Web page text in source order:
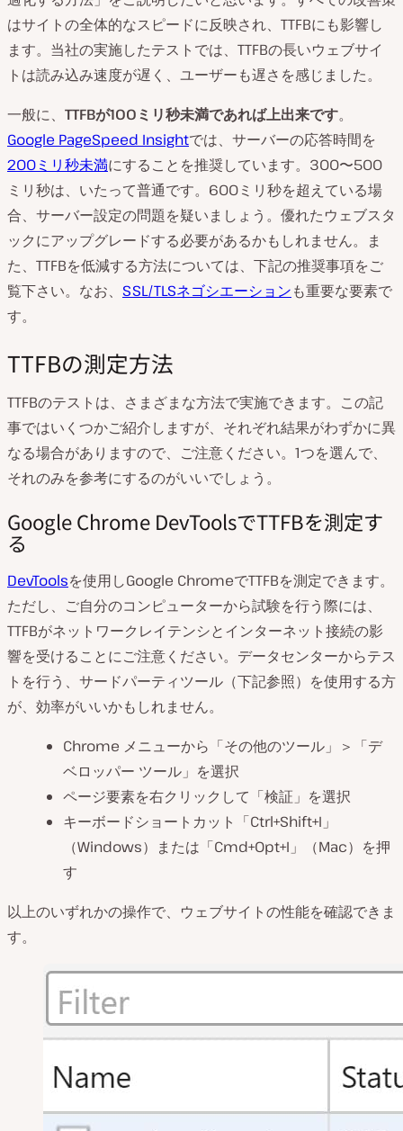
はサイトの全体的なスピードに反映され、TTFBにも影響し
ます。当社の実施したテストでは、TTFBの長いウェブサイ
トは読み込み速度が遅く、ユーザーも遅さを感じました。
一般に、 TTFBが100ミリ秒未満であれば上出来です。
Google PageSpeed Insightでは、サーバーの応答時間を
200ミリ秒未満にすることを推奨しています。300〜500
ミリ秒は、いたって普通です。600ミリ秒を超えている場
合、サーバー設定の問題を疑いましょう。優れたウェブスタ
ックにアップグレードする必要があるかもしれません。ま
た、TTFBを低減する方法については、下記の推奨事項をご
覧下さい。なお、 SSL/TLSネゴシエーションも重要な要素で
す。
TTFBの測定方法
TTFBのテストは、さまざまな方法で実施できます。この記
事ではいくつかご紹介しますが、それぞれ結果がわずかに異
なる場合がありますので、ご注意ください。1つを選んで、
それのみを参考にするのがいいでしょう。
Google Chrome DevToolsでTTFBを測定す
る
DevToolsを使用しGoogle ChromeでTTFBを測定できます。
ただし、ご自分のコンピューターから試験を行う際には、
TTFBがネットワークレイテンシとインターネット接続の影
響を受けることにご注意ください。データセンターからテス
トを行う、サードパーティツール（下記参照）を使用する方
が、効率がいいかもしれません。
Chrome メニューから「その他のツール」＞「デ
ベロッパー ツール」を選択
ページ要素を右クリックして「検証」を選択
キーボードショートカット「Ctrl+Shift+I」
（Windows）または「Cmd+Opt+I」（Mac）を押
す
以上のいずれかの操作で、ウェブサイトの性能を確認できま
す。